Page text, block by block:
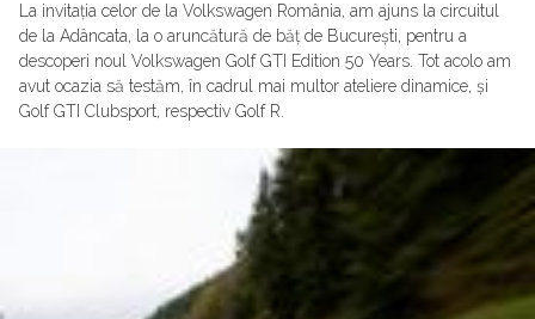
La invitația celor de la Volkswagen România, am ajuns la circuitul
de la Adâncata, la o aruncătură de băț de București, pentru a
descoperi noul Volkswagen Golf GTI Edition 50 Years. Tot acolo am
avut ocazia să testăm, în cadrul mai multor ateliere dinamice, și
Golf GTI Clubsport, respectiv Golf R.